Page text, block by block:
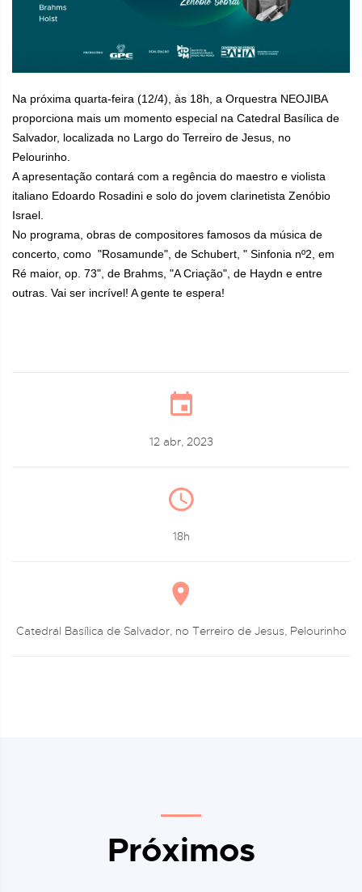
Na próxima quarta-feira (12/4), às 18h, a Orquestra NEOJIBA
proporciona mais um momento especial na Catedral Basílica de
Salvador, localizada no Largo do Terreiro de Jesus, no
Pelourinho.
A apresentação contará com a regência do maestro e violista
italiano Edoardo Rosadini e solo do jovem clarinetista Zenóbio
Israel.
No programa, obras de compositores famosos da música de
concerto, como "Rosamunde", de Schubert, " Sinfonia nº2, em
Ré maior, op. 73", de Brahms, "A Criação", de Haydn e entre
outras. Vai ser incrível! A gente te espera!
12 abr, 2023
18h
Catedral Basílica de Salvador, no Terreiro de Jesus, Pelourinho
Próximos